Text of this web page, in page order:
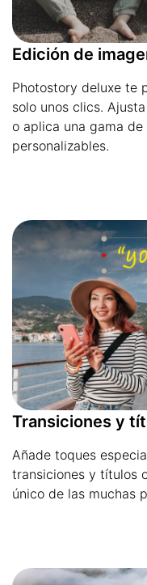
Edición de
Photostory deluxe te
solo unos clics.
o aplica una gama
personalizables.
Transiciones y
Añade toques
transiciones y títulos
único de las muchas